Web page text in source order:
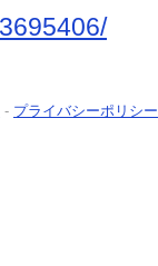
- プライバシーポリシー